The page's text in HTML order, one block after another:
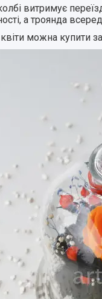
витримує
а троянда
можна купити